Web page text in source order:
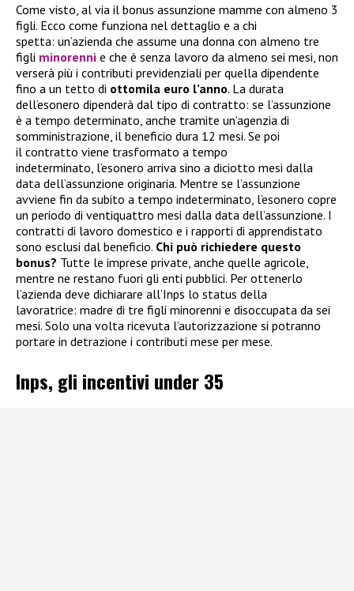
Come visto, al via il bonus assunzione mamme con almeno 3
figli. Ecco come funziona nel dettaglio e a chi
spetta: un’azienda che assume una donna con almeno tre
figli minorenni e che è senza lavoro da almeno sei mesi, non
verserà più i contributi previdenziali per quella dipendente
fino a un tetto di ottomila euro l’anno. La durata
dell’esonero dipenderà dal tipo di contratto: se l’assunzione
è a tempo determinato, anche tramite un’agenzia di
somministrazione, il beneficio dura 12 mesi. Se poi
il contratto viene trasformato a tempo
indeterminato, l’esonero arriva sino a diciotto mesi dalla
data dell’assunzione originaria. Mentre se l’assunzione
avviene fin da subito a tempo indeterminato, l’esonero copre
un periodo di ventiquattro mesi dalla data dell’assunzione. I
contratti di lavoro domestico e i rapporti di apprendistato
sono esclusi dal beneficio. Chi può richiedere questo
bonus? Tutte le imprese private, anche quelle agricole,
mentre ne restano fuori gli enti pubblici. Per ottenerlo
l’azienda deve dichiarare all’Inps lo status della
lavoratrice: madre di tre figli minorenni e disoccupata da sei
mesi. Solo una volta ricevuta l’autorizzazione si potranno
portare in detrazione i contributi mese per mese.
Inps, gli incentivi under 35